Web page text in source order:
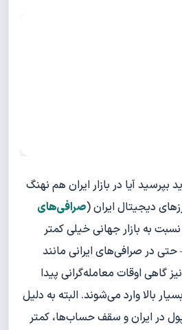
بپرسید آیا در بازار ایران هم نهنگ
دیجیتال ایران (صرافی‌های
به بازار جهانی خیلی کمتر
در صرافی‌های ایرانی مانند
گاهی اوقات معامله‌گرانی پیدا
بالا وارد می‌شوند. البته به دلیل
در ایران و سقف حساب‌ها، کمتر